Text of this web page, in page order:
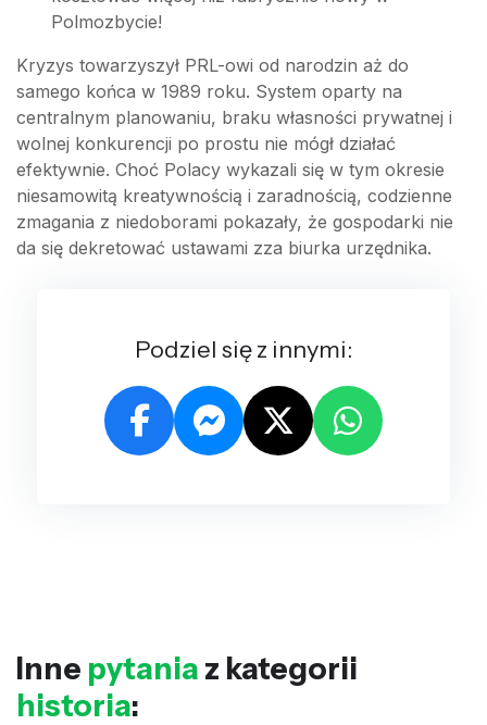
Polmozbycie!
Kryzys towarzyszył PRL-owi od narodzin aż do
samego końca w 1989 roku. System oparty na
centralnym planowaniu, braku własności prywatnej i
wolnej konkurencji po prostu nie mógł działać
efektywnie. Choć Polacy wykazali się w tym okresie
niesamowitą kreatywnością i zaradnością, codzienne
zmagania z niedoborami pokazały, że gospodarki nie
da się dekretować ustawami zza biurka urzędnika.
Podziel się z innymi:
Inne pytania z kategorii
historia: